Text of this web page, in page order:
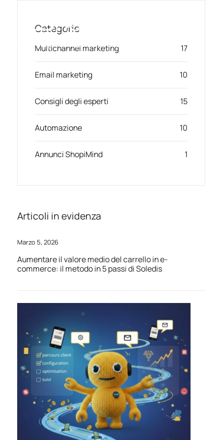
Marketing Intelligente, Alimentato da AI
Solution
Resources & Partners
Categorie
Multichannel marketing 17
Email marketing 10
Consigli degli esperti 15
Automazione 10
Annunci ShopiMind 1
Articoli in evidenza
Marzo 5, 2026
Aumentare il valore medio del carrello in e-
commerce: il metodo in 5 passi di Soledis